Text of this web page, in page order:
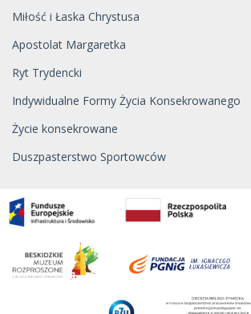
Miłość i Łaska Chrystusa
Apostolat Margaretka
Ryt Trydencki
Indywidualne Formy Życia Konsekrowanego
Życie konsekrowane
Duszpasterstwo Sportowców